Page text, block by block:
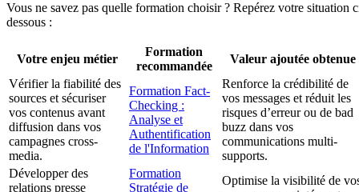
Vous ne savez pas quelle formation choisir ? Repérez votre situation
dessous :
Votre enjeu métier
Formation
recommandée
Valeur ajoutée obtenue
Vérifier la fiabilité des
sources et sécuriser
vos contenus avant
diffusion dans vos
campagnes cross-
media.
Formation Fact-
Checking :
Analyse et
Authentification
de l'Information
Renforce la crédibilité de
vos messages et réduit les
risques d’erreur ou de bad
buzz dans vos
communications multi-
supports.
Développer des
relations presse
Formation
Stratégie de
Optimise la visibilité de